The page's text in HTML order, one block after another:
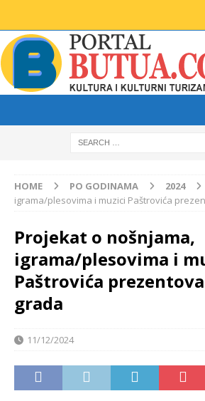
HOME PO GODINAMA 2024
igrama/plesovima i muzici Paštrovića
Projekat o nošnjama,
igrama/plesovima i
Paštrovića
grada
11/12/2024